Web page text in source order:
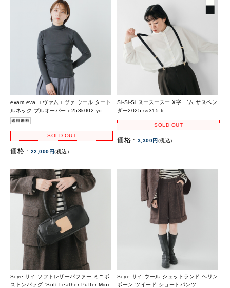
evam eva エヴァムエヴァ ウール タート
ルネック プルオーバー e253k002-yo
SOLD OUT
価格 : 22,000円(税込)
Si-Si-Si スースースー X字 ゴム サスペン
ダー2025-ss315-tr
SOLD OUT
価格 : 3,300円(税込)
Scye サイ ソフトレザーパファー ミニボ
ストンバッグ “Soft Leather Puffer Mini
Scye サイ ウール シェットランド ヘリン
ボーン ツイード ショートパンツ